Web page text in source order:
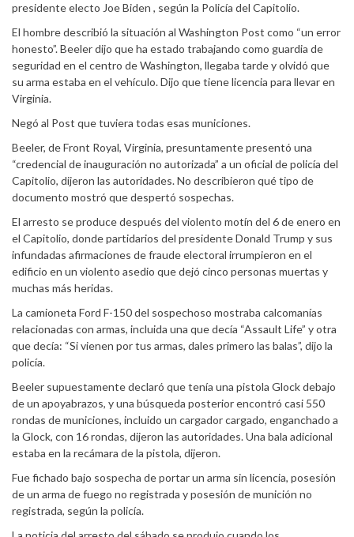
presidente electo Joe Biden , según la Policía del Capitolio.
El hombre describió la situación al Washington Post como “un error
honesto”. Beeler dijo que ha estado trabajando como guardia de
seguridad en el centro de Washington, llegaba tarde y olvidó que
su arma estaba en el vehículo. Dijo que tiene licencia para llevar en
Virginia.
Negó al Post que tuviera todas esas municiones.
Beeler, de Front Royal, Virginia, presuntamente presentó una
“credencial de inauguración no autorizada” a un oficial de policía del
Capitolio, dijeron las autoridades. No describieron qué tipo de
documento mostró que despertó sospechas.
El arresto se produce después del violento motín del 6 de enero en
el Capitolio, donde partidarios del presidente Donald Trump y sus
infundadas afirmaciones de fraude electoral irrumpieron en el
edificio en un violento asedio que dejó cinco personas muertas y
muchas más heridas.
La camioneta Ford F-150 del sospechoso mostraba calcomanías
relacionadas con armas, incluida una que decía “Assault Life” y otra
que decía: “Si vienen por tus armas, dales primero las balas”, dijo la
policía.
Beeler supuestamente declaró que tenía una pistola Glock debajo
de un apoyabrazos, y una búsqueda posterior encontró casi 550
rondas de municiones, incluido un cargador cargado, enganchado a
la Glock, con 16 rondas, dijeron las autoridades. Una bala adicional
estaba en la recámara de la pistola, dijeron.
Fue fichado bajo sospecha de portar un arma sin licencia, posesión
de un arma de fuego no registrada y posesión de munición no
registrada, según la policía.